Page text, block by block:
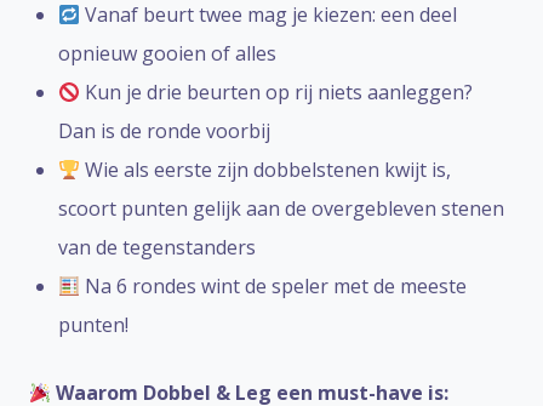
Vanaf beurt twee mag je kiezen: een deel
opnieuw gooien of alles
Kun je drie beurten op rij niets aanleggen?
Dan is de ronde voorbij
Wie als eerste zijn dobbelstenen kwijt is,
scoort punten gelijk aan de overgebleven stenen
van de tegenstanders
Na 6 rondes wint de speler met de meeste
punten!
Waarom Dobbel & Leg een must-have is: